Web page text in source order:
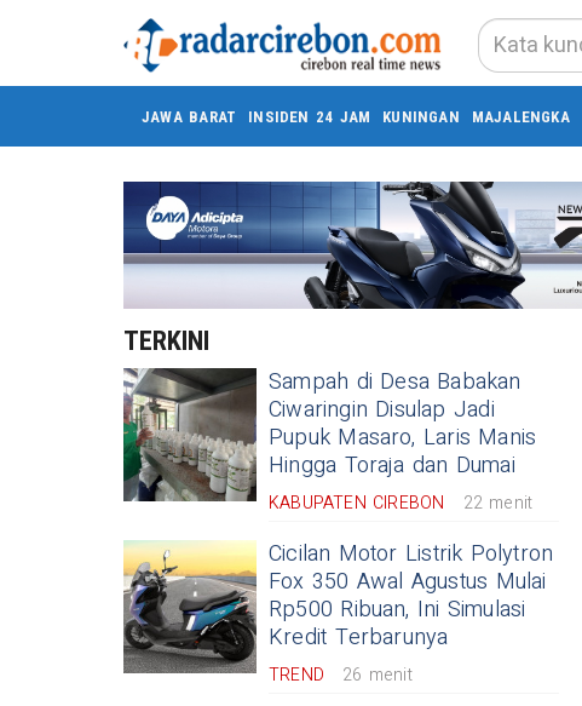
JAWA BARAT INSIDEN 24 JAM KUNINGAN MAJALENGKA
TERKINI
Sampah di Desa Babakan
Ciwaringin Disulap Jadi
Pupuk Masaro, Laris Manis
Hingga Toraja dan Dumai
KABUPATEN CIREBON 22 menit
Cicilan Motor Listrik Polytron
Fox 350 Awal Agustus Mulai
Rp500 Ribuan, Ini Simulasi
Kredit Terbarunya
TREND 26 menit